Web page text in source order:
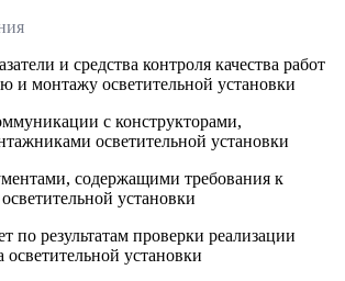
и средства контроля качества работ
и монтажу осветительной установки
с конструкторами,
осветительной установки
содержащими требования к
установки
по результатам проверки реализации
установки